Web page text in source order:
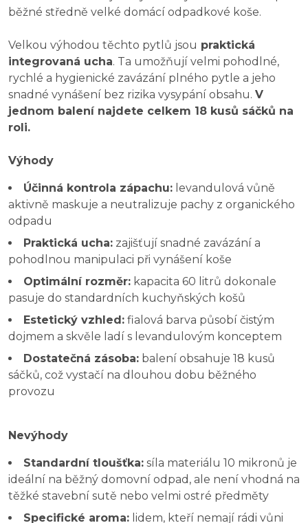
běžné středně velké domácí odpadkové koše.
Velkou výhodou těchto pytlů jsou praktická
integrovaná ucha. Ta umožňují velmi pohodlné,
rychlé a hygienické zavázání plného pytle a jeho
snadné vynášení bez rizika vysypání obsahu. V
jednom balení najdete celkem 18 kusů sáčků na
roli.
Výhody
Účinná kontrola zápachu: levandulová vůně
aktivně maskuje a neutralizuje pachy z organického
odpadu
Praktická ucha: zajišťují snadné zavázání a
pohodlnou manipulaci při vynášení koše
Optimální rozměr: kapacita 60 litrů dokonale
pasuje do standardních kuchyňských košů
Estetický vzhled: fialová barva působí čistým
dojmem a skvěle ladí s levandulovým konceptem
Dostatečná zásoba: balení obsahuje 18 kusů
sáčků, což vystačí na dlouhou dobu běžného
provozu
Nevýhody
Standardní tloušťka: síla materiálu 10 mikronů je
ideální na běžný domovní odpad, ale není vhodná na
těžké stavební sutě nebo velmi ostré předměty
Specifické aroma: lidem, kteří nemají rádi vůni